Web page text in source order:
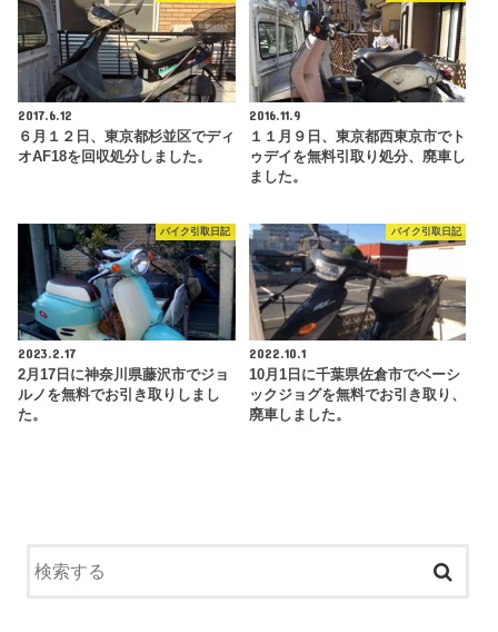
2017.6.12
６月１２日、東京都杉並区でディ
オAF18を回収処分しました。
2016.11.9
１１月９日、東京都西東京市でト
ゥデイを無料引取り処分、廃車し
ました。
バイク引取日記
2023.2.17
2月17日に神奈川県藤沢市でジョ
ルノを無料でお引き取りしまし
た。
バイク引取日記
2022.10.1
10月1日に千葉県佐倉市でベーシ
ックジョグを無料でお引き取り、
廃車しました。